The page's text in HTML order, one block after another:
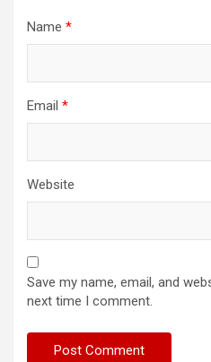
Name *
Email *
Website
Save my name, email, and
next time I comment.